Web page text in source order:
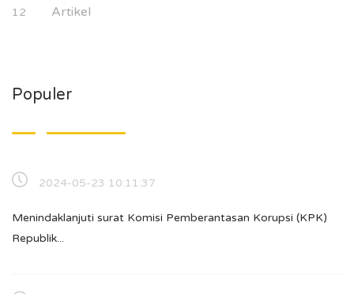
12 Artikel
Populer
2024-05-23 10:11:37
Menindaklanjuti surat Komisi Pemberantasan Korupsi (KPK)
Republik...